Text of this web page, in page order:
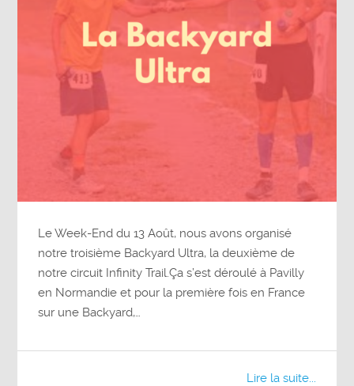
Le Week-End du 13 Août, nous avons organisé
notre troisième Backyard Ultra, la deuxième de
notre circuit Infinity Trail.Ça s’est déroulé à Pavilly
en Normandie et pour la première fois en France
sur une Backyard,…
Lire la suite...